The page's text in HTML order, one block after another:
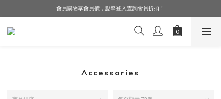
LINE好友募集中，加入就送購物金$50！
會員購物享會員價，點擊登入查詢會員折扣！
LINE好友募集中，加入就送購物金$50！
Accessories